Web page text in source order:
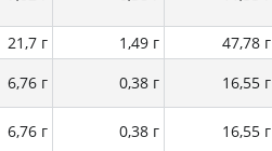
21,7 г 1,49 г
47,78 г
6,76 г 0,38 г
16,55 г
6,76 г 0,38 г
16,55 г